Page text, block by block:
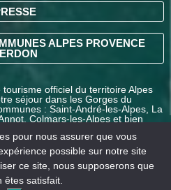
ALPES PROVENCE
tourisme officiel du territoire Alpes
séjour dans les Gorges du
: Saint-André-les-Alpes, La
Colmars-les-Alpes et bien
VENIR ?
pour nous assurer que vous
possible sur notre site
ce site, nous supposerons que
êtes satisfait.